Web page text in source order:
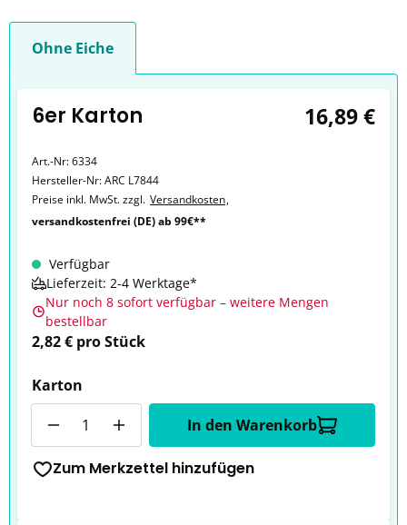
Ohne Eiche
6er Karton 16,89 €
Art.-Nr:6334
Hersteller-Nr:ARC L7844
Preise inkl. MwSt. zzgl. Versandkosten,
versandkostenfrei (DE) ab 99€**
Verfügbar
Lieferzeit: 2-4 Werktage*
Nur noch 8 sofort verfügbar – weitere Mengen
bestellbar
2,82 € pro Stück
Karton
In den Warenkorb
Zum Merkzettel hinzufügen